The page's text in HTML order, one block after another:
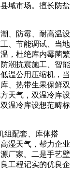
域市场。擅长防盐
、防霉、耐高温设
、节能调试、当地
，杜绝库内霉菌繁
潮抗震施工、智能
温公用压缩机，当
、热带生果保鲜双
天气，双温冷库设
温冷库设想范畴标
组配套、库体搭
湿天气，帮力企业
厂家。二是手艺壁
工程记实的优良企